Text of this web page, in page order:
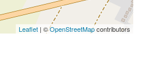
Leaflet | ©OpenStreetMapcontributors